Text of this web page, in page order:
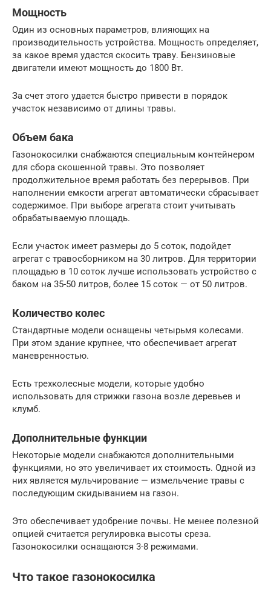
Мощность
Один из основных параметров, влияющих на
производительность устройства. Мощность определяет,
за какое время удастся скосить траву. Бензиновые
двигатели имеют мощность до 1800 Вт.
За счет этого удается быстро привести в порядок
участок независимо от длины травы.
Объем бака
Газонокосилки снабжаются специальным контейнером
для сбора скошенной травы. Это позволяет
продолжительное время работать без перерывов. При
наполнении емкости агрегат автоматически сбрасывает
содержимое. При выборе агрегата стоит учитывать
обрабатываемую площадь.
Если участок имеет размеры до 5 соток, подойдет
агрегат с травосборником на 30 литров. Для территории
площадью в 10 соток лучше использовать устройство с
баком на 35-50 литров, более 15 соток — от 50 литров.
Количество колес
Стандартные модели оснащены четырьмя колесами.
При этом здание крупнее, что обеспечивает агрегат
маневренностью.
Есть трехколесные модели, которые удобно
использовать для стрижки газона возле деревьев и
клумб.
Дополнительные функции
Некоторые модели снабжаются дополнительными
функциями, но это увеличивает их стоимость. Одной из
них является мульчирование — измельчение травы с
последующим скидыванием на газон.
Это обеспечивает удобрение почвы. Не менее полезной
опцией считается регулировка высоты среза.
Газонокосилки оснащаются 3-8 режимами.
Что такое газонокосилка